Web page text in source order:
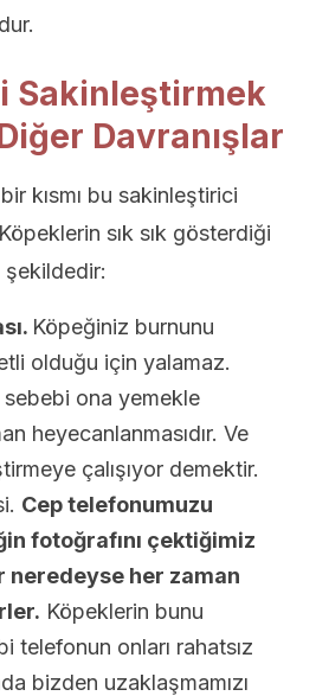
Sakinleştirmek
Davranışlar
kısmı bu sakinleştirici
sık sık gösterdiği
Köpeğiniz burnunu
olduğu için yalamaz.
sebebi ona yemekle
heyecanlanmasıdır. Ve
çalışıyor demektir.
Cep telefonumuzu
fotoğrafını çektiğimiz
neredeyse her zaman
Köpeklerin bunu
telefonun onları rahatsız
bizden uzaklaşmamızı